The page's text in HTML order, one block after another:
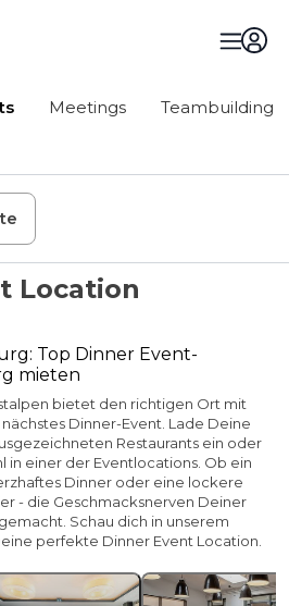
Meetings Teambuilding
Location
Top Dinner Event-
mieten
bietet den richtigen Ort mit
Dinner-Event. Lade Deine
Restaurants ein oder
in einer der Eventlocations. Ob ein
Dinner oder eine lockere
- die Geschmacksnerven Deiner
Schau dich in unserem
perfekte Dinner Event Location.